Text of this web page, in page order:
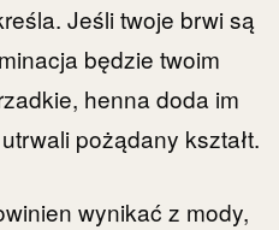
Jeśli twoje brwi są
będzie twoim
henna doda im
pożądany kształt.
wynikać z mody,